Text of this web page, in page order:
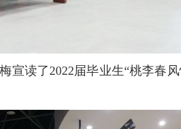
读了2022届毕业生“桃李春